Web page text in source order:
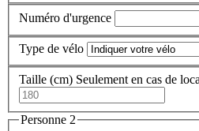
Numéro d'urgence
Type de vélo
Taille (cm) Seulement en cas de
Personne 2